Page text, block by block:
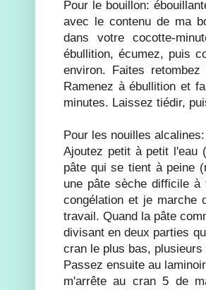
Pour le bouillon:
avec le contenu de ma
dans votre cocotte-
ébullition, écumez, puis
environ. Faites
Ramenez à ébullition et
minutes. Laissez tiédir,
Pour les nouilles alcalines:
Ajoutez petit à petit l'eau
pâte qui se tient à peine
une pâte sèche difficile
congélation et je marche
travail. Quand la pâte
divisant en deux parties
cran le plus bas, plusieurs
Passez ensuite au
m'arrête au cran 5 de